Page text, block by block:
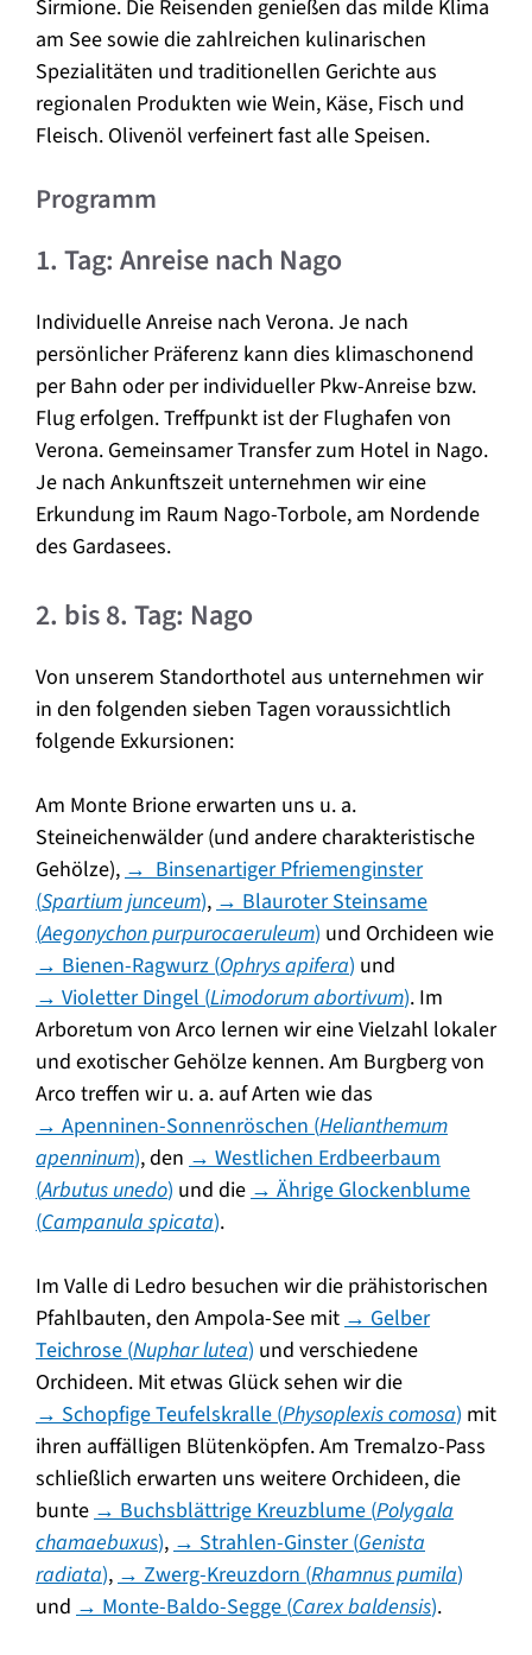
Sirmione. Die Reisenden genießen das milde Klima
am See sowie die zahlreichen kulinarischen
Spezialitäten und traditionellen Gerichte aus
regionalen Produkten wie Wein, Käse, Fisch und
Fleisch. Olivenöl verfeinert fast alle Speisen.
Programm
1. Tag: Anreise nach Nago
Individuelle Anreise nach Verona. Je nach
persönlicher Präferenz kann dies klimaschonend
per Bahn oder per individueller Pkw-Anreise bzw.
Flug erfolgen. Treffpunkt ist der Flughafen von
Verona. Gemeinsamer Transfer zum Hotel in Nago.
Je nach Ankunftszeit unternehmen wir eine
Erkundung im Raum Nago-Torbole, am Nordende
des Gardasees.
2. bis 8. Tag: Nago
Von unserem Standorthotel aus unternehmen wir
in den folgenden sieben Tagen voraussichtlich
folgende Exkursionen:
Am Monte Brione erwarten uns u. a.
Steineichenwälder (und andere charakteristische
Gehölze),→ Binsenartiger Pfriemenginster
(Spartium junceum),→ Blauroter Steinsame
(Aegonychon purpurocaeruleum) und Orchideen wie
→ Bienen-Ragwurz (Ophrys apifera) und
→ Violetter Dingel (Limodorum abortivum). Im
Arboretum von Arco lernen wir eine Vielzahl lokaler
und exotischer Gehölze kennen. Am Burgberg von
Arco treffen wir u. a. auf Arten wie das
→ Apenninen-Sonnenröschen (Helianthemum
apenninum), den → Westlichen Erdbeerbaum
(Arbutus unedo) und die→ Ährige Glockenblume
(Campanula spicata).
Im Valle di Ledro besuchen wir die prähistorischen
Pfahlbauten, den Ampola-See mit→ Gelber
Teichrose (Nuphar lutea) und verschiedene
Orchideen. Mit etwas Glück sehen wir die
→ Schopfige Teufelskralle (Physoplexis comosa) mit
ihren auffälligen Blütenköpfen. Am Tremalzo-Pass
schließlich erwarten uns weitere Orchideen, die
bunte→ Buchsblättrige Kreuzblume (Polygala
chamaebuxus),→ Strahlen-Ginster (Genista
radiata),→ Zwerg-Kreuzdorn (Rhamnus pumila)
und → Monte-Baldo-Segge (Carex baldensis).